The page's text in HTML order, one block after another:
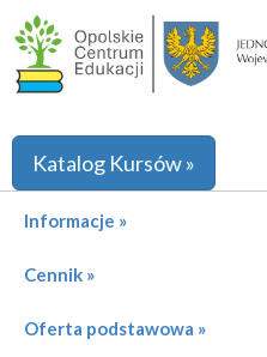
Katalog Kursów »
Informacje »
Cennik »
Oferta podstawowa »